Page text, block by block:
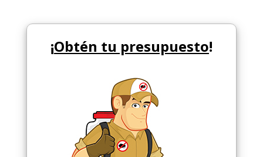
¡Obtén tu presupuesto!